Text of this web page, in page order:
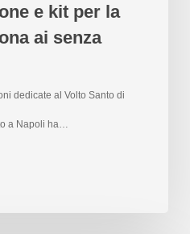
e kit per la
ai senza
dedicate al Volto Santo di
a Napoli ha…